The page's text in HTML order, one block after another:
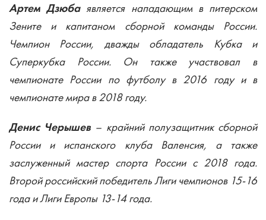
Артем Дзюбаявляется нападающим в питерском
Зените и капитаном сборной команды России.
Чемпион России, дважды обладатель Кубка и
Суперкубка России. Он также участвовал в
чемпионате России по футболу в 2016 году и в
чемпионате мира в 2018 году.
Денис Черышев– крайний полузащитник сборной
России и испанского клуба Валенсия, а также
заслуженный мастер спорта России с 2018 года.
Второй российский победитель Лиги чемпионов 15-16
года и Лиги Европы 13-14 года.